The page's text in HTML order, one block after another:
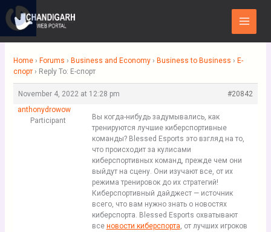
content
Main
Menu
Home › Forums › Business and Economy › Business to Business › Е-
спорт › Reply To: Е-спорт
November 4, 2022 at 12:28 pm
#20842
anthonydrowow
Participant
Вы когда-нибудь задумывались, как
тренируются лучшие киберспортивные
команды? Blessed Esports это взгляд на то,
что происходит за кулисами
киберспортивных команд, прежде чем они
выйдут на сцену. Они изучают все, от их
режима тренировок до их стратегий!
Киберспортивный дайджест — источник
всего, что вам нужно знать о новостях
киберспорта. Blessed Esports охватывают
все новости киберспорта, от лучших игроков